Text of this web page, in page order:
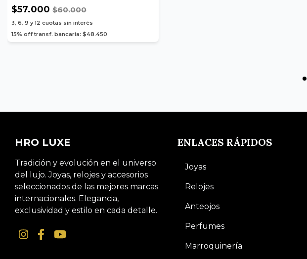
$57.000 $60.000
3, 6, 9 y 12 cuotas sin interés
15% off transf. bancaria: $48.450
HRO LUXE
Tradición y evolución en el universo
del lujo. Joyas, relojes y accesorios
seleccionados de las mejores marcas
internacionales. Elegancia,
exclusividad y estilo en cada detalle.
ENLACES RÁPIDOS
Joyas
Relojes
Anteojos
Perfumes
Marroquinería